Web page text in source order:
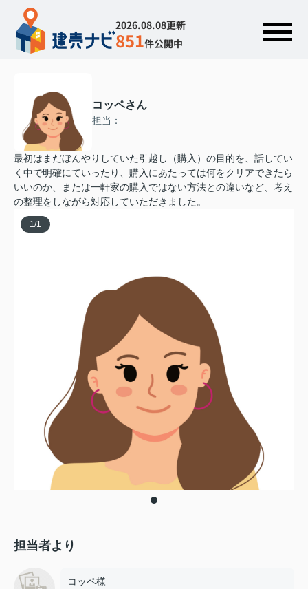
2026.08.08更新
851件公開中
コッペさん
担当：
最初はまだぼんやりしていた引越し（購入）の目的を、話してい
く中で明確にていったり、購入にあたっては何をクリアできたら
いいのか、または一軒家の購入ではない方法との違いなど、考え
の整理をしながら対応していただきました。
1/1
担当者より
コッペ様